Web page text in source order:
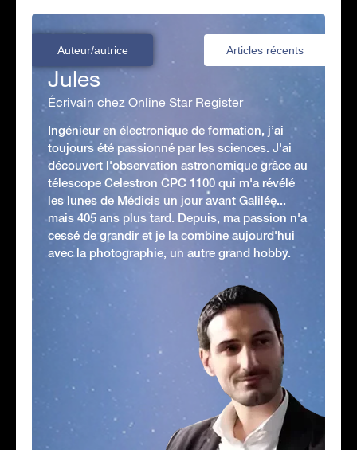
Auteur/autrice Articles récents
Jules
Écrivain chez Online Star Register
Ingénieur en électronique de formation, j’ai
toujours été passionné par les sciences. J'ai
découvert l'observation astronomique grâce au
télescope Celestron CPC 1100 qui m'a révélé
les lunes de Médicis un jour avant Galilée...
mais 405 ans plus tard. Depuis, ma passion n'a
cessé de grandir et je la combine aujourd'hui
avec la photographie, un autre grand hobby.